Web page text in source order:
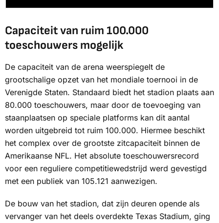
Capaciteit van ruim 100.000
toeschouwers mogelijk
De capaciteit van de arena weerspiegelt de
grootschalige opzet van het mondiale toernooi in de
Verenigde Staten. Standaard biedt het stadion plaats aan
80.000 toeschouwers, maar door de toevoeging van
staanplaatsen op speciale platforms kan dit aantal
worden uitgebreid tot ruim 100.000. Hiermee beschikt
het complex over de grootste zitcapaciteit binnen de
Amerikaanse NFL. Het absolute toeschouwersrecord
voor een reguliere competitiewedstrijd werd gevestigd
met een publiek van 105.121 aanwezigen.
De bouw van het stadion, dat zijn deuren opende als
vervanger van het deels overdekte Texas Stadium, ging